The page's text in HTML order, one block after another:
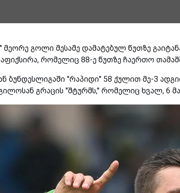
მეორე გოლი მესამე დამატებულ წუთზე
რომელიც 88-ე წუთზე ჩაერთო
ბუნდესლიგაში ''რაპიდი'' 58 ქულით მე-3
გრაცის ''შტურმს,'' რომელიც ხვალ, 6